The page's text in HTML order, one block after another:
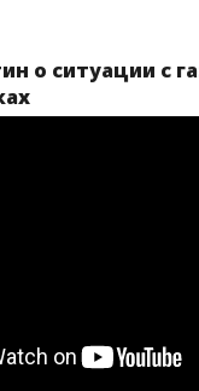
о ситуации с